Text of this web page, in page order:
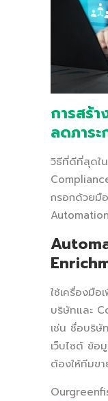
การสร้
ลดภาร
วิธีที่ดีที่สุดใ
กรอกด้วยมื
ใช้เครื่องมื
บริษัทและ
เช่น ชื่อบริ
เว็บไซต์ ข้อ
ต้องให้ทีมข